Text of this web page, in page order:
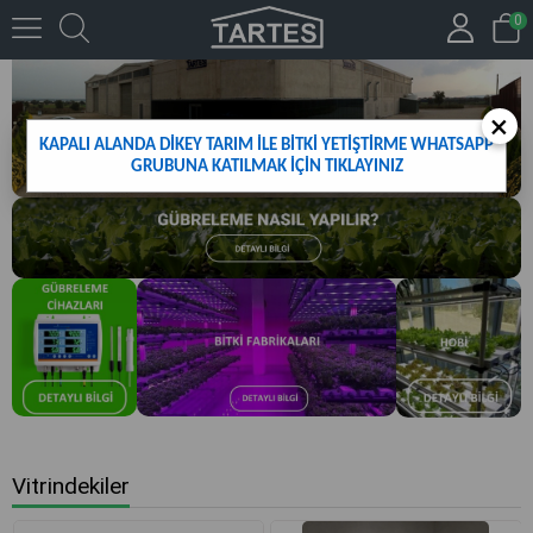
0
Vitrindekiler
×
KAPALI ALANDA DİKEY TARIM İLE BİTKİ YETİŞTİRME WHATSAPP
GRUBUNA KATILMAK İÇİN TIKLAYINIZ